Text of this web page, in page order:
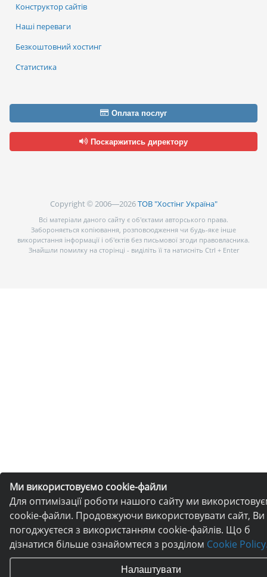
Ми використовуємо cookie-файли
Для оптимізації роботи нашого сайту ми
cookie-файли. Продовжуючи використовувати сайт, Ви
погоджуєтеся з використанням cookie-файлів. Що б
дізнатися більше ознайомтеся з розділом Cookie
Налаштувати
Конструктор сайтів
Наші переваги
Безкоштовний хостинг
Статистика
Оплата послуг
Поскаржитись директору
Copyright © 2006—2026ТОВ "Хостінг Україна"
Всі матеріали даного сайту є об’єктами авторського права.
Забороняється копіювання, розповсюдження чи будь-яке інше
використання інформації і об’єктів без письмової згоди правовласника.
Знайшли помилку на сторінці - виділіть її та натисніть Ctrl + Enter